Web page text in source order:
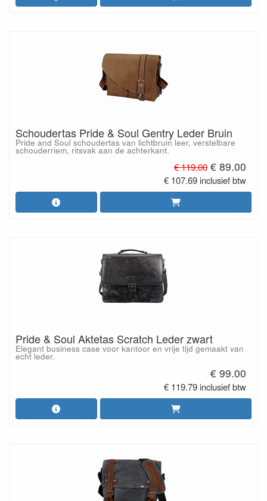
Schoudertas Pride & Soul Gentry Leder Bruin
Pride and Soul schoudertas van lichtbruin leer, verstelbare
schouderriem, ritsvak aan de achterkant.
€ 119.00 € 89.00
€ 107.69 inclusief btw
Pride & Soul Aktetas Scratch Leder zwart
Elegant business case voor kantoor en vrije tijd gemaakt van
echt leder.
€ 99.00
€ 119.79 inclusief btw